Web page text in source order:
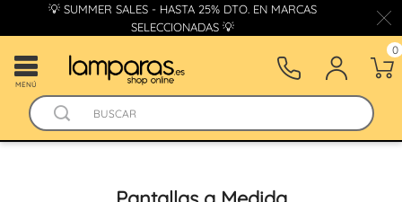
💡 SUMMER SALES - HASTA 25% DTO. EN MARCAS
SELECCIONADAS 💡
MENÚ
0